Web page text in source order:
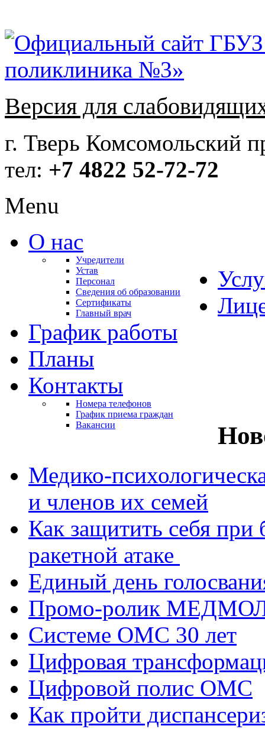
Версия для
г. Тверь Комсомольский
тел: +7 4822 52-72-72
Menu
О нас
Учредители
Устав
Персонал
Сведения об образовании
Сертификаты
Главный врач
График работы
Планы
Контакты
Номера телефонов
График приема граждан
Вакансии
Медико-
и членов их семей
Как защитить себя при
ракетной атаке
Единый день
Промо-ролик
Системе ОМС 30 лет
Цифровая
Цифровой полис ОМС
Как пройти